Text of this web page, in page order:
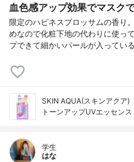
血色感アップ効果でマスク
限定のハピネスブロッサムの香り
めなので化粧下地の代わりに使っ
プできて細かいパールが入ってい
SKIN AQUA(スキンアクア)
トーンアップUVエッセンス
学生
はな